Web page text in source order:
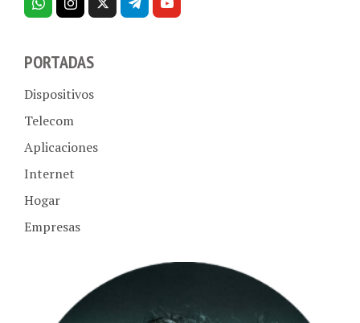
PORTADAS
Dispositivos
Telecom
Aplicaciones
Internet
Hogar
Empresas